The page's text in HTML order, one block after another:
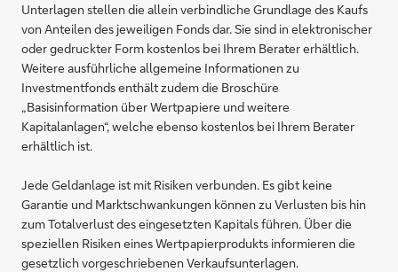
Unterlagen stellen die allein verbindliche Grundlage des Kaufs
von Anteilen des jeweiligen Fonds dar. Sie sind in elektronischer
oder gedruckter Form kostenlos bei Ihrem Berater erhältlich.
Weitere ausführliche allgemeine Informationen zu
Investmentfonds enthält zudem die Broschüre
„Basisinformation über Wertpapiere und weitere
Kapitalanlagen“, welche ebenso kostenlos bei Ihrem Berater
erhältlich ist.
Jede Geldanlage ist mit Risiken verbunden. Es gibt keine
Garantie und Marktschwankungen können zu Verlusten bis hin
zum Totalverlust des eingesetzten Kapitals führen. Über die
speziellen Risiken eines Wertpapierprodukts informieren die
gesetzlich vorgeschriebenen Verkaufsunterlagen.